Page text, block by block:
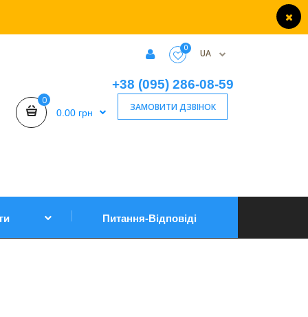
0 UA
0
0.00 грн
+38 (095) 286-08-59
ЗАМОВИТИ ДЗВІНОК
Питання-Відповіді